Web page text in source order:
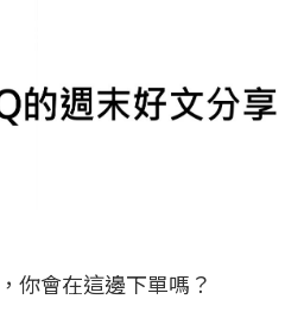
你會在這邊下單嗎？